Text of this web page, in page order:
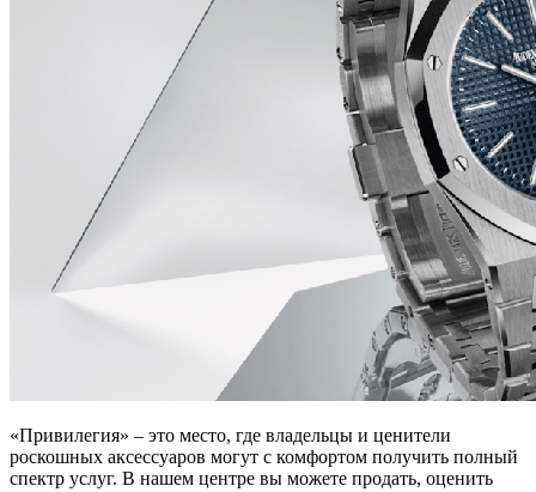
«Привилегия» – это место, где владельцы и ценители
роскошных аксессуаров могут с комфортом получить полный
спектр услуг. В нашем центре вы можете продать, оценить